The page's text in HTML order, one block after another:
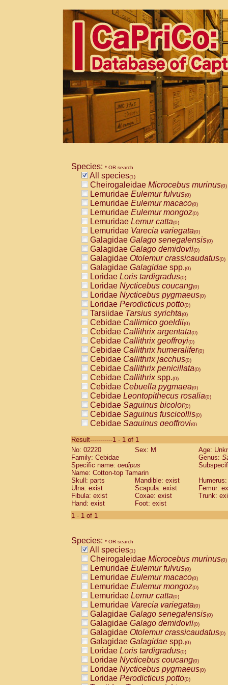
Species: * OR search
All species(1)
Cheirogaleidae Microcebus murinus(0)
Lemuridae Eulemur fulvus(0)
Lemuridae Eulemur macaco(0)
Lemuridae Eulemur mongoz(0)
Lemuridae Lemur catta(0)
Lemuridae Varecia variegata(0)
Galagidae Galago senegalensis(0)
Galagidae Galago demidovii(0)
Galagidae Otolemur crassicaudatus(0)
Galagidae Galagidae spp.(0)
Loridae Loris tardigradus(0)
Loridae Nycticebus coucang(0)
Loridae Nycticebus pygmaeus(0)
Loridae Perodicticus potto(0)
Tarsiidae Tarsius syrichta(0)
Cebidae Callimico goeldii(0)
Cebidae Callithrix argentata(0)
Cebidae Callithrix geoffroyi(0)
Cebidae Callithrix humeralifer(0)
Cebidae Callithrix jacchus(0)
Cebidae Callithrix penicillata(0)
Cebidae Callithrixspp.(0)
Cebidae Cebuella pygmaea(0)
Cebidae Leontopithecus rosalia(0)
Cebidae Saguinus bicolor(0)
Cebidae Saguinus fuscicollis(0)
Cebidae Saguinus geoffroyi(0)
CebidaeSaguinus labiatus(0)
Cebidae Saguinus leucopus (0)
Cebidae
CebidaeSaguinus mystax
Cebidae Saguinus nigricollis (0)
Cebidae Saguinus oedipus
Cebidae Saguinus weddelli
Cebidae Saguinusspp.
Cebidae
CebidaeCebus capucinus
CebidaeCebus nigrivittatus
CebidaeCebus spp.(0)
CebidaeSaimiri boliviensis(0)
CebidaeSaimiri sciureus(0)
AtelidaeAlouatta caraya(0)
AtelidaeAlouatta fusca(0)
AtelidaeAlouatta seniculus(0)
AtelidaeAlouattaspp.(0)
AtelidaeAteles belzebuth(0)
AtelidaeAteles geoffroyi(0)
AtelidaeAteles paniscus(0)
AtelidaeAtelesspp.(0)
AtelidaeLagothrix lagothricha(0)
AtelidaeLagothrix lagothricha cana
PitheciidaeCacajao calvus
Result-----------1 - 1 of 1
No: 02220
Sex: M
Age:
Family: Cebidae
Genus:
Specific name: oedipus
Name: Cotton-top Tamarin
Skull: parts
Mandible: exist
Ulna: exist
Scapula: exist
Femur:
Fibula: exist
Coxae: exist
Trunk:
Hand: exist
Foot: exist
1 - 1 of 1
Species: * OR search
All species(1)
Cheirogaleidae Microcebus murinus(0)
Lemuridae Eulemur fulvus(0)
Lemuridae Eulemur macaco(0)
Lemuridae Eulemur mongoz(0)
Lemuridae Lemur catta(0)
Lemuridae Varecia variegata(0)
Galagidae Galago senegalensis(0)
Galagidae Galago demidovii(0)
Galagidae Otolemur crassicaudatus(0)
Galagidae Galagidae spp.(0)
Loridae Loris tardigradus(0)
Loridae Nycticebus coucang(0)
Loridae Nycticebus pygmaeus(0)
Loridae Perodicticus potto(0)